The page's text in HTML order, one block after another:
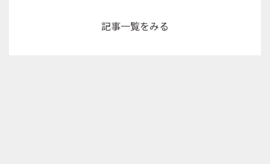
記事一覧をみる